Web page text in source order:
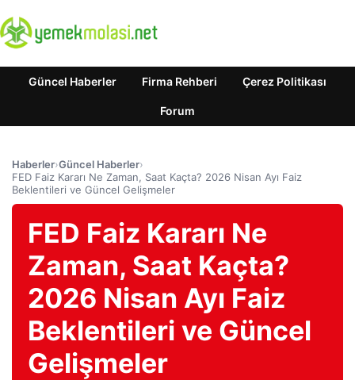
Güncel Haberler Firma Rehberi Çerez Politikası
Forum
Haberler›Güncel Haberler›
FED Faiz Kararı Ne Zaman, Saat Kaçta? 2026 Nisan Ayı Faiz
Beklentileri ve Güncel Gelişmeler
FED Faiz Kararı Ne
Zaman, Saat Kaçta?
2026 Nisan Ayı Faiz
Beklentileri ve Güncel
Gelişmeler